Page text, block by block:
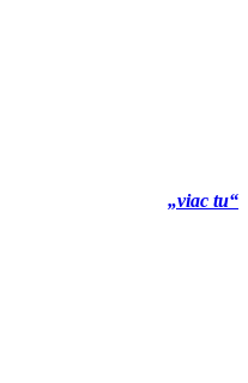
„viac tu“